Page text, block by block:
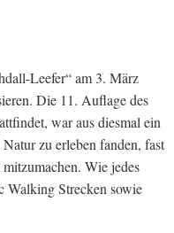
Leefer“ am 3. März
Die 11. Auflage des
war aus diesmal ein
zu erleben fanden, fast
Wie jedes
Walking Strecken sowie